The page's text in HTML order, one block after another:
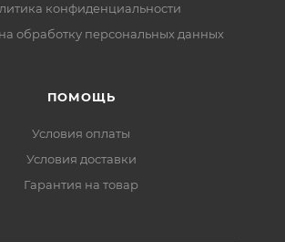
конфиденциальности
обработку персональных данных
ПОМОЩЬ
Условия оплаты
Условия доставки
Гарантия на товар